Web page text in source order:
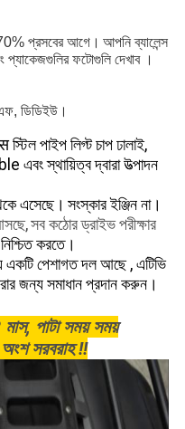
প্রসবের আগে। আপনি ব্যালেন্স
প্যাকেজগুলির ফটোগুলি দেখাব ।
ডিডিইউ।
পাইপ লিগ্ট চাপ ঢালাই,
স্থায়িত্ব দ্বারা উত্পাদন
এসেছে। সংস্কার ইঞ্জিন না।
সব কঠোর ড্রাইভ পরীক্ষার
করতে।
একটিপেশাগত দল আছে ,এটিভি
জন্য সমাধান প্রদান করুন।
পাটা সময় সময়
সরবরাহ !!